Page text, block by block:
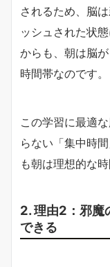
されるため、脳
ッシュされた状
からも、朝は脳
時間帯なのです。
この学習に最適
らない「集中時
も朝は理想的な時
2. 理由2：邪魔
できる